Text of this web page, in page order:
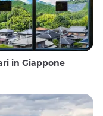
in Giappone